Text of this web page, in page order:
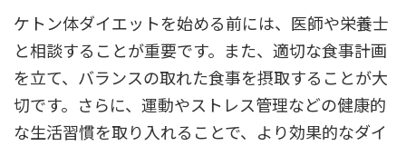
ケトン体ダイエットを始める前には、医師や栄養士
と相談することが重要です。また、適切な食事計画
を立て、バランスの取れた食事を摂取することが大
切です。さらに、運動やストレス管理などの健康的
な生活習慣を取り入れることで、より効果的なダイ